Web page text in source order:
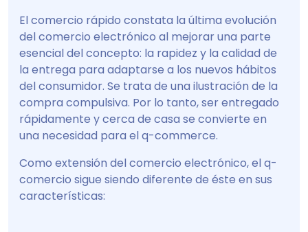
El comercio rápido constata la última evolución
del comercio electrónico al mejorar una parte
esencial del concepto: la rapidez y la calidad de
la entrega para adaptarse a los nuevos hábitos
del consumidor. Se trata de una ilustración de la
compra compulsiva. Por lo tanto, ser entregado
rápidamente y cerca de casa se convierte en
una necesidad para el q-commerce.
Como extensión del comercio electrónico, el q-
comercio sigue siendo diferente de éste en sus
características: